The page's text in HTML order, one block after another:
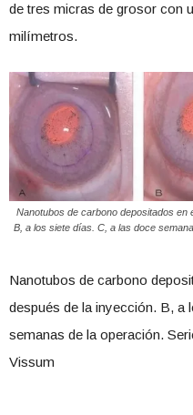
de tres micras de grosor con
milímetros.
Nanotubos de carbono depositados en
B, a los siete días. C, a las doce
Nanotubos de carbono
después de la inyección. B, a
semanas de la operación.
Vissum